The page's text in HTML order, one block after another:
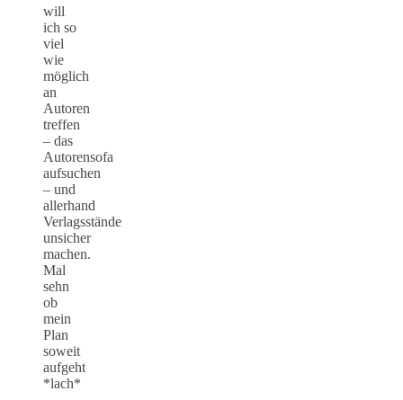
will
ich so
viel
wie
möglich
an
Autoren
treffen
– das
Autorensofa
aufsuchen
– und
allerhand
Verlagsstände
unsicher
machen.
Mal
sehn
ob
mein
Plan
soweit
aufgeht
*lach*